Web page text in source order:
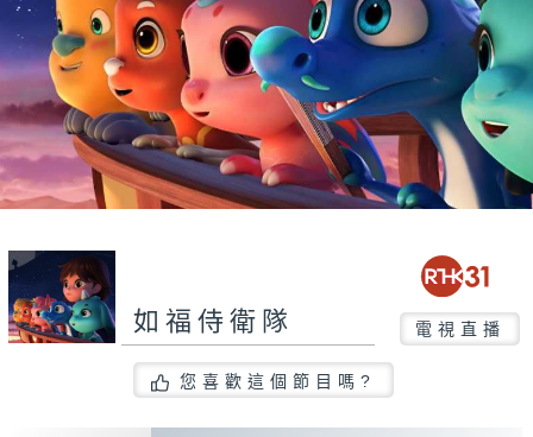
如福侍衛隊 電視直播
您喜歡這個節目嗎?